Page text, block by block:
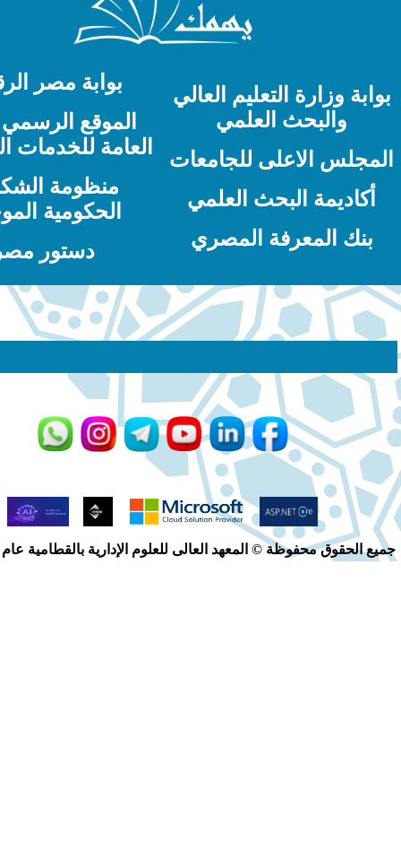
التعليم العالي
العلمي
للجامعات
البحث العلمي
المصري
بوابة مصر الرقمية
الموقع الرسمي للهيئة
العامة للخدمات الحكومية
منظومة الشكاوى
الحكومية الموحدة
دستور مصر
© المعهد العالى للعلوم الإدارية بالقطامية عام 2024 - 2025